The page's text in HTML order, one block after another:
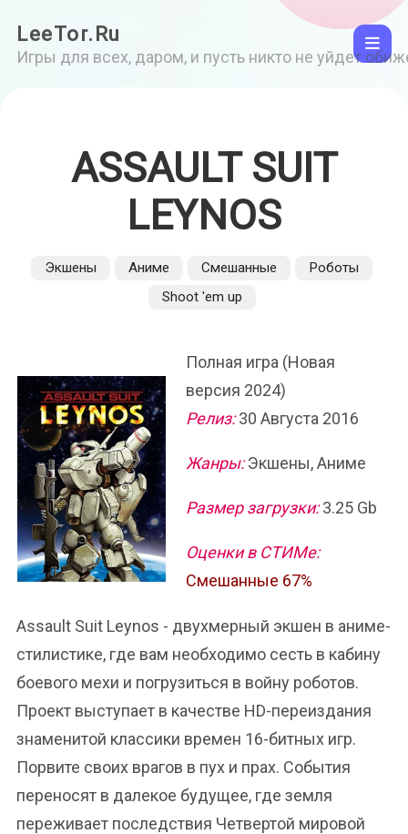
LeeTor.Ru
Игры для всех, даром, и пусть никто не уйдет
ASSAULT SUIT
LEYNOS
Экшены Аниме Смешанные
Роботы
Shoot 'em up
Полная игра (Новая
версия 2024)
Релиз:30 Августа 2016
Жанры:Экшены, Аниме
Размер загрузки:3.25 Gb
Оценки в СТИМе:
Смешанные 67%
Assault Suit Leynos - двухмерный экшен в аниме-
стилистике, где вам необходимо сесть в кабину
боевого мехи и погрузиться в войну роботов.
Проект выступает в качестве HD-переиздания
знаменитой классики времен 16-битных игр.
Порвите своих врагов в пух и прах. События
переносят в далекое будущее, где земля
переживает последствия Четвертой мировой